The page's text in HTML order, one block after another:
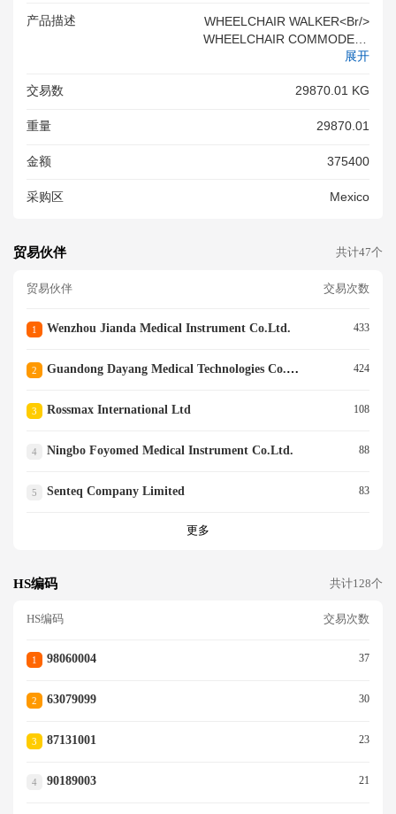
产品描述
WHEELCHAIR WALKER<br/>
WHEELCHAIR COMMODE W
HEELCHAIR ELECTRIC WHE
WALKER STICK SPARE PART
ELCHAIR SHOWER CHAIR W
CANE BASE<br/>
展开
交易数 29870.01 KG
重量 29870.01
金额 375400
采购区 Mexico
贸易伙伴 共计47个
贸易伙伴 交易次数
1 Wenzhou Jianda Medical Instrument Co.ltd. 433
2 Guandong Dayang Medical Technologies Co.ltd. 424
3 Rossmax International Ltd 108
4 Ningbo Foyomed Medical Instrument Co.ltd. 88
5 Senteq Company Limited 83
更多
HS编码 共计128个
HS编码 交易次数
1 98060004 37
2 63079099 30
3 87131001 23
4 90189003 21